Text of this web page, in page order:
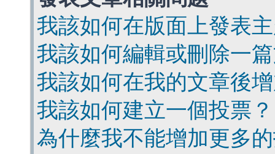
我該如何在版面上發表
我該如何編輯或刪除一
我該如何在我的文章後
我該如何建立一個投票？
為什麼我不能增加更多